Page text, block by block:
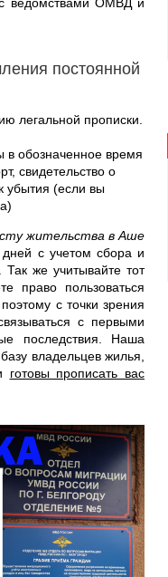
постоянной
легальной прописки.
в обозначенное время
свидетельство о
убытия (если вы
жительства в Аше
с учетом сбора и
же учитывайте тот
право пользоваться
с точки зрения
с первыми
последствия. Наша
владельцев жилья,
готовы прописать вас